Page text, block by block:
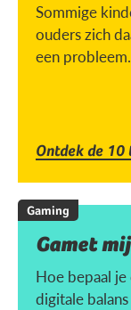
Sommige
ouders zich
een probleem.
Ontdek de 10
Gaming
Gamet
Hoe bepaal
digitale